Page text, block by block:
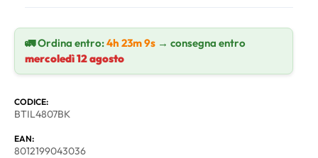
🚛 Ordina entro:4h 23m 9s → consegna entro
mercoledì 12 agosto
CODICE:
BTIL4807BK
EAN:
8012199043036